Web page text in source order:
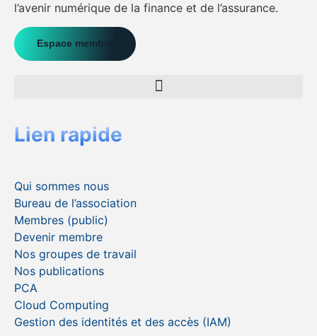
l’avenir numérique de la finance et de l’assurance.
Espace membre
Lien rapide
Qui sommes nous
Bureau de l’association
Membres (public)
Devenir membre
Nos groupes de travail
Nos publications
PCA
Cloud Computing
Gestion des identités et des accès (IAM)